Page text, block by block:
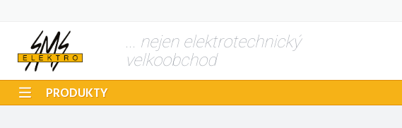
... nejen elektrotechnický
velkoobchod
PRODUKTY